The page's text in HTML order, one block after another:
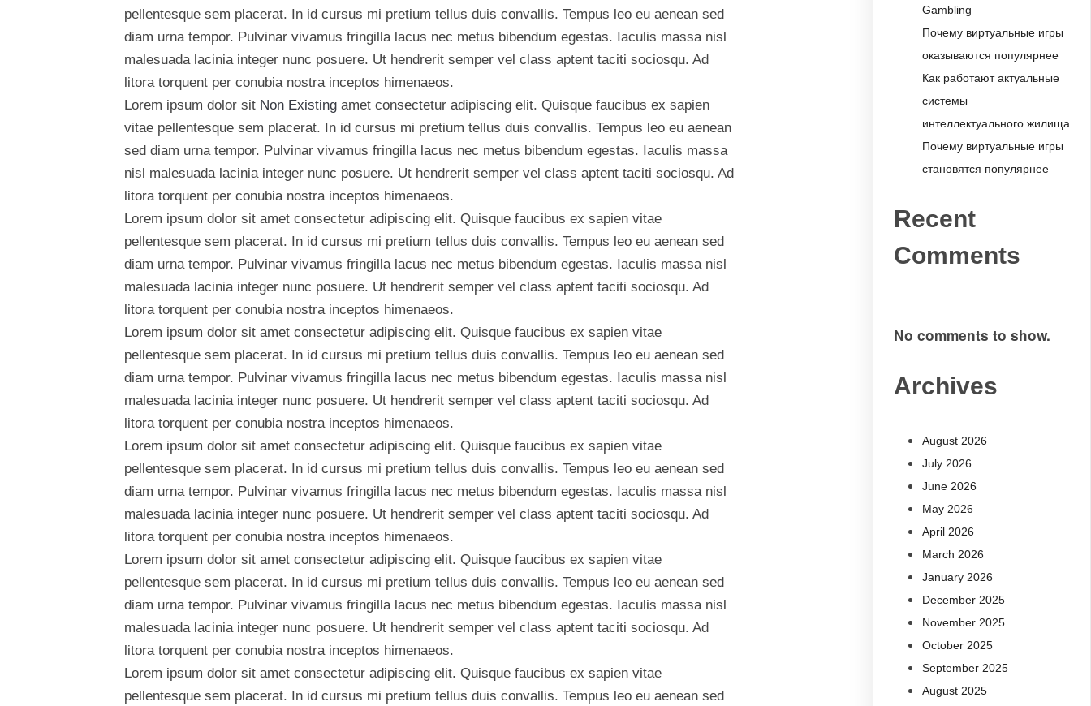
pellentesque sem placerat. In id cursus mi pretium tellus duis convallis. Tempus leo eu aenean sed
diam urna tempor. Pulvinar vivamus fringilla lacus nec metus bibendum egestas. Iaculis massa nisl
malesuada lacinia integer nunc posuere. Ut hendrerit semper vel class aptent taciti sociosqu. Ad
litora torquent per conubia nostra inceptos himenaeos.
Lorem ipsum dolor sit Non Existingamet consectetur adipiscing elit. Quisque faucibus ex sapien
vitae pellentesque sem placerat. In id cursus mi pretium tellus duis convallis. Tempus leo eu aenean
sed diam urna tempor. Pulvinar vivamus fringilla lacus nec metus bibendum egestas. Iaculis massa
nisl malesuada lacinia integer nunc posuere. Ut hendrerit semper vel class aptent taciti sociosqu. Ad
litora torquent per conubia nostra inceptos himenaeos.
Lorem ipsum dolor sit amet consectetur adipiscing elit. Quisque faucibus ex sapien vitae
pellentesque sem placerat. In id cursus mi pretium tellus duis convallis. Tempus leo eu aenean sed
diam urna tempor. Pulvinar vivamus fringilla lacus nec metus bibendum egestas. Iaculis massa nisl
malesuada lacinia integer nunc posuere. Ut hendrerit semper vel class aptent taciti sociosqu. Ad
litora torquent per conubia nostra inceptos himenaeos.
Lorem ipsum dolor sit amet consectetur adipiscing elit. Quisque faucibus ex sapien vitae
pellentesque sem placerat. In id cursus mi pretium tellus duis convallis. Tempus leo eu aenean sed
diam urna tempor. Pulvinar vivamus fringilla lacus nec metus bibendum egestas. Iaculis massa nisl
malesuada lacinia integer nunc posuere. Ut hendrerit semper vel class aptent taciti sociosqu. Ad
litora torquent per conubia nostra inceptos himenaeos.
Lorem ipsum dolor sit amet consectetur adipiscing elit. Quisque faucibus ex sapien vitae
pellentesque sem placerat. In id cursus mi pretium tellus duis convallis. Tempus leo eu aenean sed
diam urna tempor. Pulvinar vivamus fringilla lacus nec metus bibendum egestas. Iaculis massa nisl
malesuada lacinia integer nunc posuere. Ut hendrerit semper vel class aptent taciti sociosqu. Ad
litora torquent per conubia nostra inceptos himenaeos.
Lorem ipsum dolor sit amet consectetur adipiscing elit. Quisque faucibus ex sapien vitae
pellentesque sem placerat. In id cursus mi pretium tellus duis convallis. Tempus leo eu aenean sed
diam urna tempor. Pulvinar vivamus fringilla lacus nec metus bibendum egestas. Iaculis massa nisl
malesuada lacinia integer nunc posuere. Ut hendrerit semper vel class aptent taciti sociosqu. Ad
litora torquent per conubia nostra inceptos himenaeos.
Lorem ipsum dolor sit amet consectetur adipiscing elit. Quisque faucibus ex sapien vitae
pellentesque sem placerat. In id cursus mi pretium tellus duis convallis. Tempus leo eu aenean sed
Gambling
Почему виртуальные игры
оказываются популярнее
Как работают актуальные
системы
интеллектуального жилища
Почему виртуальные игры
становятся популярнее
Recent
Comments
No comments to show.
Archives
August 2026
July 2026
June 2026
May 2026
April 2026
March 2026
January 2026
December 2025
November 2025
October 2025
September 2025
August 2025